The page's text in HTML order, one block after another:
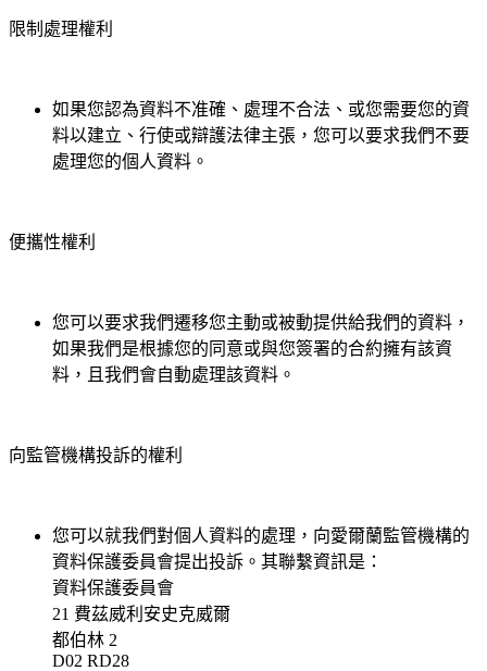
限制處理權利
如果您認為資料不准確、處理不合法、或您需要您的資
料以建立、行使或辯護法律主張，您可以要求我們不要
處理您的個人資料。
便攜性權利
您可以要求我們遷移您主動或被動提供給我們的資料，
如果我們是根據您的同意或與您簽署的合約擁有該資
料，且我們會自動處理該資料。
向監管機構投訴的權利
您可以就我們對個人資料的處理，向愛爾蘭監管機構的
資料保護委員會提出投訴。其聯繫資訊是：
資料保護委員會
21 費茲威利安史克威爾
都伯林 2
D02 RD28